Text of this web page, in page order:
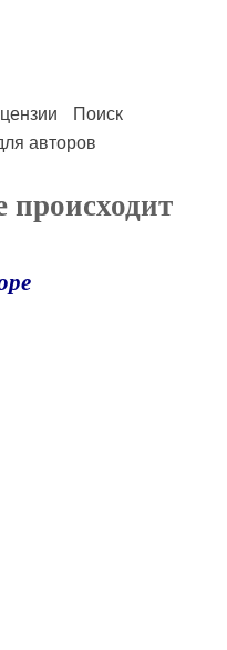
Поиск
авторов
происходит